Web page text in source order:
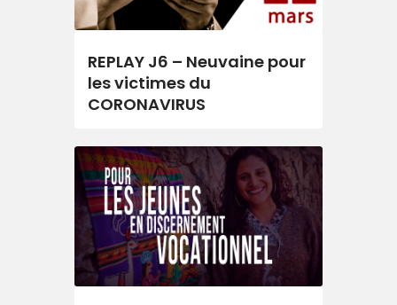
REPLAY J6 – Neuvaine pour
les victimes du
CORONAVIRUS